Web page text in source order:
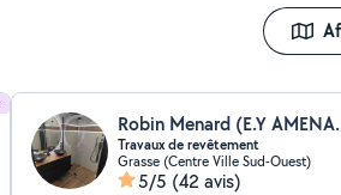
Robin Menard
Travaux de revêtement
Grasse (Centre Ville Sud-Ouest)
5/5 (42 avis)